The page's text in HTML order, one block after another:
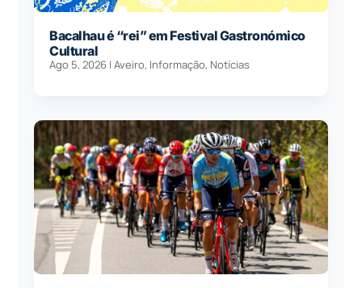
Bacalhau é “rei” em Festival Gastronómico
Cultural
Ago 5, 2026 |Aveiro, Informação, Notícias